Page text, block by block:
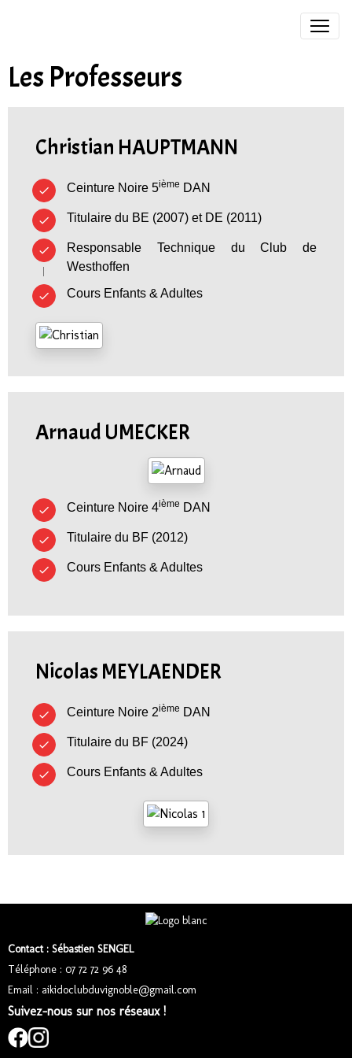
Les Professeurs
Christian HAUPTMANN
Ceinture Noire 5ième DAN
Titulaire du BE (2007) et DE (2011)
Responsable Technique du Club de
Westhoffen
Cours Enfants & Adultes
Arnaud UMECKER
Ceinture Noire 4ième DAN
Titulaire du BF (2012)
Cours Enfants & Adultes
Nicolas MEYLAENDER
Ceinture Noire 2ième DAN
Titulaire du BF (2024)
Cours Enfants & Adultes
Contact : Sébastien SENGEL
Téléphone : 07 72 72 96 48
Email : aikidoclubduvignoble@gmail.com
Suivez-nous sur nos réseaux !